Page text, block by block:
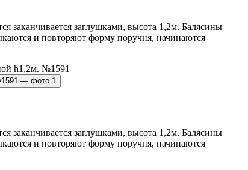
заканчивается заглушками, высота 1,2м. Балясины
и повторяют форму поручня, начинаются
заканчивается заглушками, высота 1,2м. Балясины
и повторяют форму поручня, начинаются